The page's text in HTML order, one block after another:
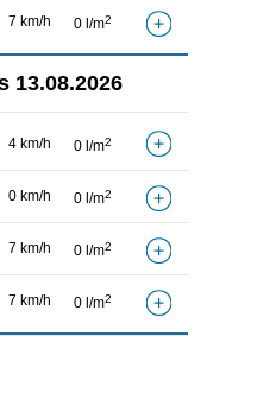
7 km/h 0 l/m2
13.08.2026
4 km/h 0 l/m2
0 km/h 0 l/m2
7 km/h 0 l/m2
7 km/h 0 l/m2